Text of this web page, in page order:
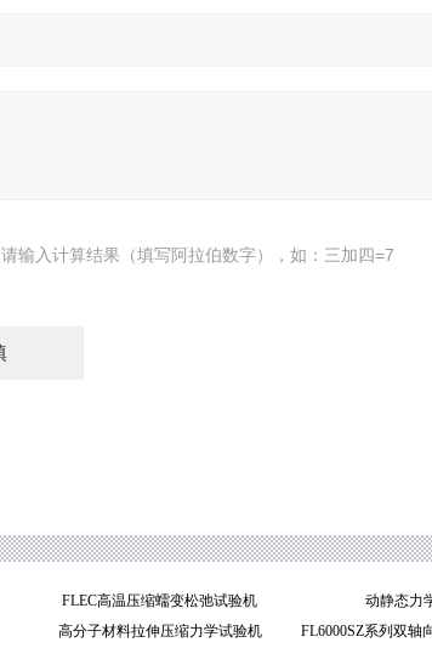
请输入计算结果（填写阿拉伯数字），如：三加四=7
FLEC高温压缩蠕变松弛试验机
动静态力
高分子材料拉伸压缩力学试验机